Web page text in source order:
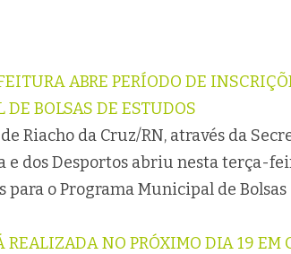
ABRE PERÍODO DE
BOLSAS DE ESTUDOS
Riacho da Cruz/RN, através da
dos Desportos abriu nesta terça-
para o Programa Municipal de
REALIZADA NO PRÓXIMO DIA 19 EM